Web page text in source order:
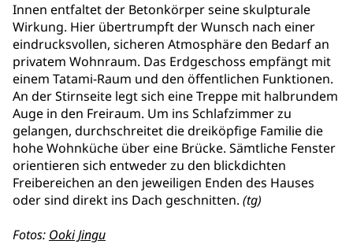
Innen entfaltet der Betonkörper seine skulpturale
Wirkung. Hier übertrumpft der Wunsch nach einer
eindrucksvollen, sicheren Atmosphäre den Bedarf an
privatem Wohnraum. Das Erdgeschoss empfängt mit
einem Tatami-Raum und den öffentlichen Funktionen.
An der Stirnseite legt sich eine Treppe mit halbrundem
Auge in den Freiraum. Um ins Schlafzimmer zu
gelangen, durchschreitet die dreiköpfige Familie die
hohe Wohnküche über eine Brücke. Sämtliche Fenster
orientieren sich entweder zu den blickdichten
Freibereichen an den jeweiligen Enden des Hauses
oder sind direkt ins Dach geschnitten. (tg)
Fotos: Ooki Jingu